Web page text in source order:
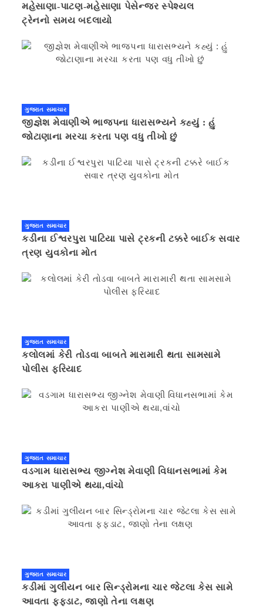
મહેસાણા-પાટણ-મહેસાણા પેસેન્જર સ્પેશ્યલ
ટ્રેનનો સમય બદલાયો
ગુજરાત સમાચાર
જીજ્ઞેશ મેવાણીએ ભાજપના ધારાસભ્યને કહ્યું : હું
જોટાણાના મરચા કરતા પણ વધુ તીખો છું
ગુજરાત સમાચાર
કડીના ઈશ્વરપુરા પાટિયા પાસે ટ્રકની ટક્કરે બાઈક સવાર
ત્રણ યુવકોના મોત
ગુજરાત સમાચાર
કલોલમાં કેરી તોડવા બાબતે મારામારી થતા સામસામે
પોલીસ ફરિયાદ
ગુજરાત સમાચાર
વડગામ ધારાસભ્ય જીગ્નેશ મેવાણી વિધાનસભામાં કેમ
આકરા પાણીએ થયા,વાંચો
ગુજરાત સમાચાર
કડીમાં ગુલીયન બાર સિન્ડ્રોમના ચાર જેટલા કેસ સામે
આવતા ફફડાટ, જાણો તેના લક્ષણ